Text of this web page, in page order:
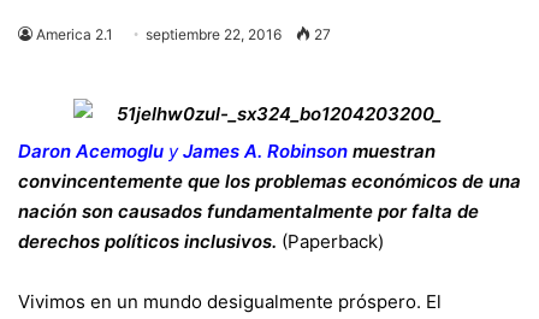
America 2.1 septiembre 22, 2016 27
Daron Acemoglu yJames A. Robinson muestran
convincentemente que los problemas económicos de una
nación son causados fundamentalmente por falta de
derechos políticos inclusivos. (Paperback)
Vivimos en un mundo desigualmente próspero. El